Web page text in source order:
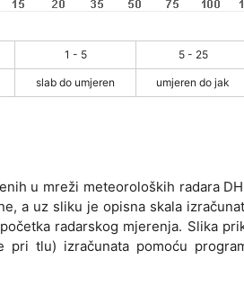
1 - 5 5 - 25
slab do umjeren umjeren do jak
u mreži meteoroloških radara
a uz sliku je opisna skala
radarskog mjerenja. Slika
pri tlu) izračunata pomoću